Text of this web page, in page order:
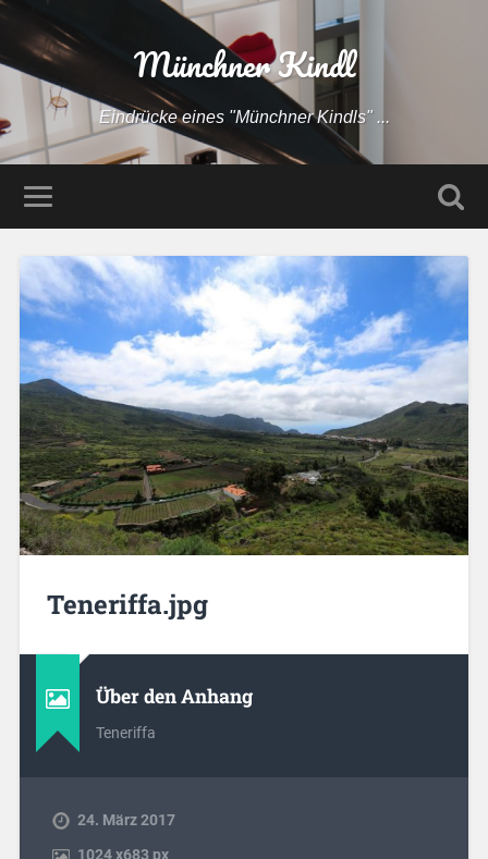
Münchner Kindl
Eindrücke eines "Münchner Kindls" ...
Teneriffa.jpg
Über den Anhang
Teneriffa
24. März 2017
1024x683 px